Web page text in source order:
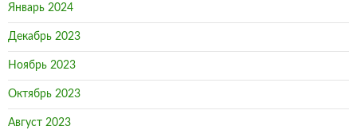
Январь 2024
Декабрь 2023
Ноябрь 2023
Октябрь 2023
Август 2023